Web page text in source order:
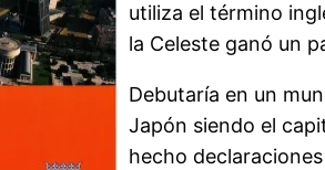
utiliza el término
la Celeste ganó un
Debutaría en un
Japón siendo el
hecho